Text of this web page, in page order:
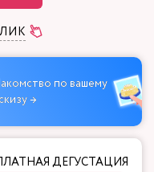
по вашему
→
ДЕГУСТАЦИЯ